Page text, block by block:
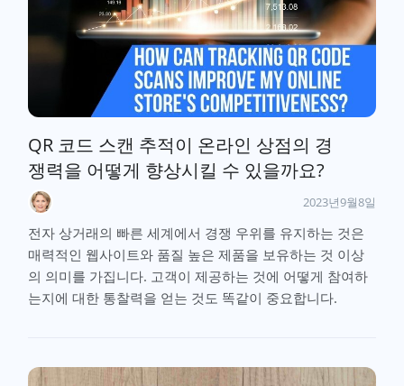
QR 코드 스캔 추적이 온라인 상점의 경
쟁력을 어떻게 향상시킬 수 있을까요?
2023년9월8일
전자 상거래의 빠른 세계에서 경쟁 우위를 유지하는 것은
매력적인 웹사이트와 품질 높은 제품을 보유하는 것 이상
의 의미를 가집니다. 고객이 제공하는 것에 어떻게 참여하
는지에 대한 통찰력을 얻는 것도 똑같이 중요합니다.